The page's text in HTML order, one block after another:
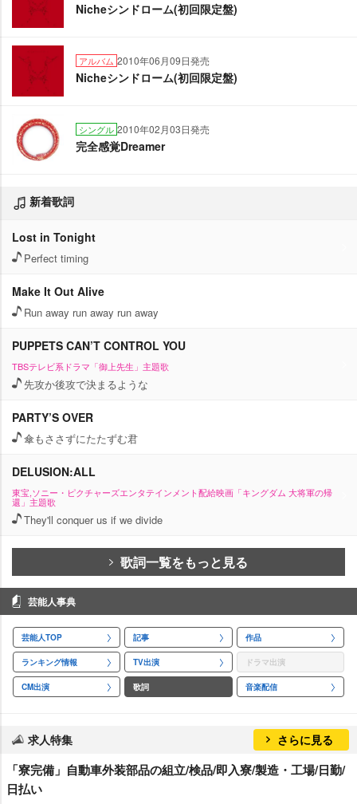
Nicheシンドローム(初回限定盤)
アルバム 2010年06月09日発売
Nicheシンドローム(初回限定盤)
シングル 2010年02月03日発売
完全感覚Dreamer
新着歌詞
Lost in Tonight
Perfect timing
Make It Out Alive
Run away run away run away
PUPPETS CAN’T CONTROL YOU
TBSテレビ系ドラマ「御上先生」主題歌
先攻か後攻で決まるような
PARTY’S OVER
傘もささずにたたずむ君
DELUSION:ALL
東宝,ソニー・ピクチャーズエンタテインメント配給映画「キングダム 大将軍の帰
還」主題歌
They'll conquer us if we divide
歌詞一覧をもっと見る
芸能人事典
芸能人TOP 記事 作品
ランキング情報 TV出演 ドラマ出演
CM出演 歌詞 音楽配信
求人特集 さらに見る
「寮完備」自動車外装部品の組立/検品/即入寮/製造・工場/日勤/
日払い